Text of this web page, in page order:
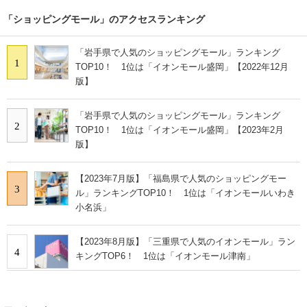
「ショッピングモール」のアクセスランキング
1
「岩手県で人気のショッピングモール」ランキング
TOP10！ 1位は「イオンモール盛岡」【2022年12月
版】
2
「岩手県で人気のショッピングモール」ランキング
TOP10！ 1位は「イオンモール盛岡」【2023年2月
版】
3
【2023年7月版】「福島県で人気のショッピングモー
ル」ランキングTOP10！ 1位は「イオンモールいわき
小名浜」
4
【2023年8月版】「三重県で人気のイオンモール」ラン
キングTOP6！ 1位は「イオンモール津南」